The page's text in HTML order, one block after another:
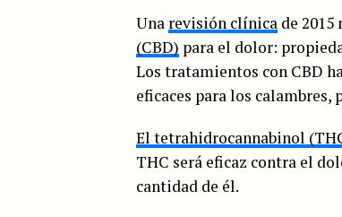
Una revisión clínica de
(CBD) para el dolor:
Los tratamientos con CBD
eficaces para los calambres,
El tetrahidrocannabinol
THC será eficaz contra el
cantidad de él.